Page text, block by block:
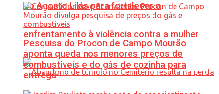
do Agosto Lilás para fortalecer o
enfrentamento à violência contra a mulher
Pesquisa do Procon de Campo Mourão
aponta queda nos menores preços de
combustíveis e do gás de cozinha para
entrega